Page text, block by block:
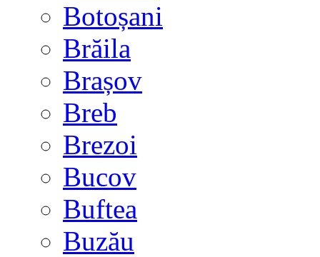
Botoșani
Brăila
Brașov
Breb
Brezoi
Bucov
Buftea
Buzău